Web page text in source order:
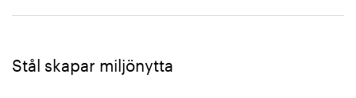
Stål skapar miljönytta